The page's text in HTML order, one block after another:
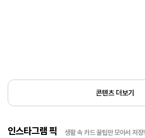
콘텐츠 더보기
인스타그램 픽 생활 속 카드 꿀팁만 모아서 저장!